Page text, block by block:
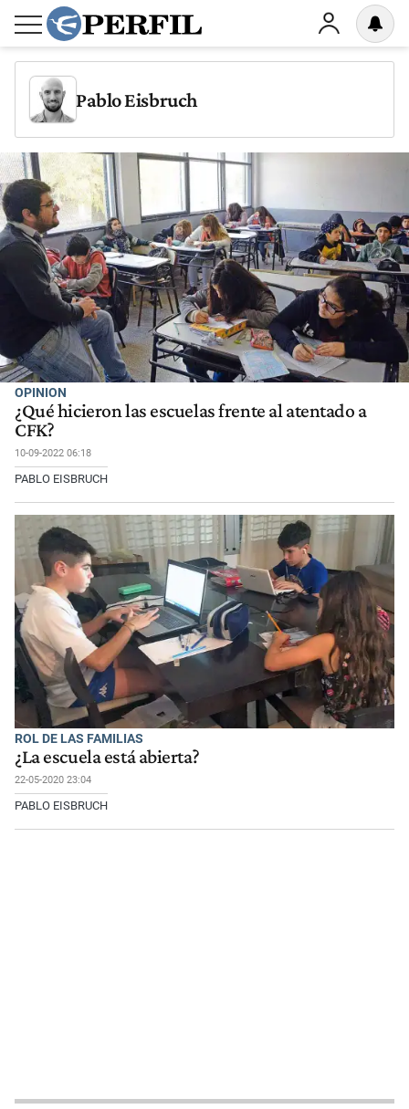
Pablo Eisbruch
OPINION
¿Qué hicieron las escuelas frente al atentado a
CFK?
10-09-2022 06:18
PABLO EISBRUCH
ROL DE LAS FAMILIAS
¿La escuela está abierta?
22-05-2020 23:04
PABLO EISBRUCH